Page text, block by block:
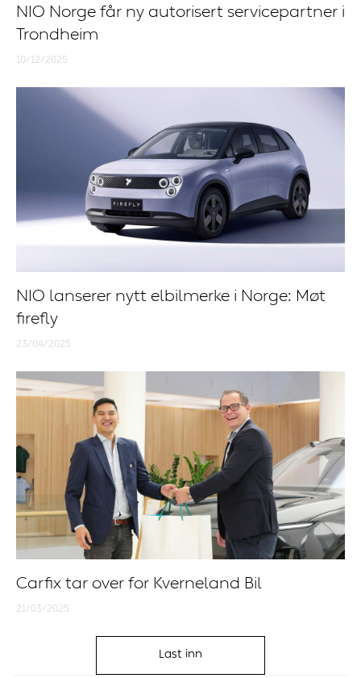
NIO Norge får ny autorisert servicepartner i
Trondheim
10/12/2025
NIO lanserer nytt elbilmerke i Norge: Møt
firefly
23/04/2025
Carfix tar over for Kverneland Bil
21/03/2025
Last inn